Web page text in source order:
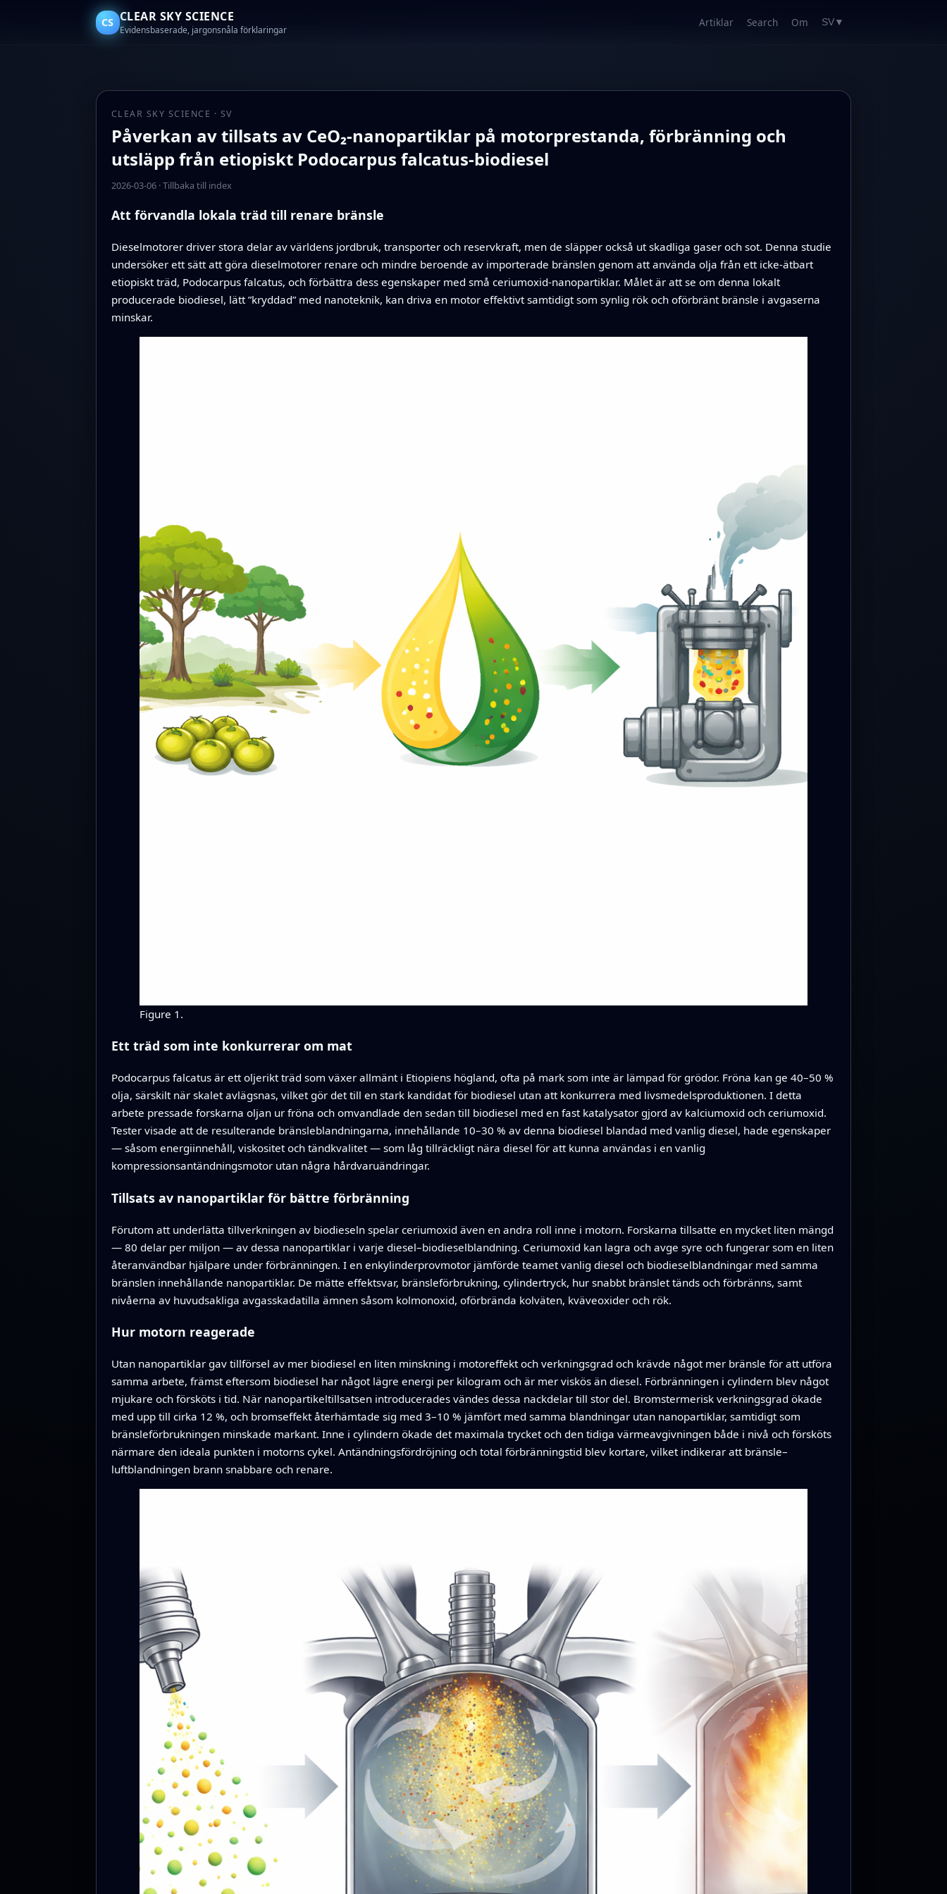
CS CLEAR SKY SCIENCE
Evidensbaserade, jargonsnåla förklaringar
Artiklar Search Om SV ▼
CLEAR SKY SCIENCE · SV
Påverkan av tillsats av CeO₂-nanopartiklar på motorprestanda, förbränning och
utsläpp från etiopiskt Podocarpus falcatus-biodiesel
2026-03-06·Tillbaka till index
Att förvandla lokala träd till renare bränsle
Dieselmotorer driver stora delar av världens jordbruk, transporter och reservkraft, men de släpper också ut skadliga gaser och sot. Denna studie
undersöker ett sätt att göra dieselmotorer renare och mindre beroende av importerade bränslen genom att använda olja från ett icke-ätbart
etiopiskt träd, Podocarpus falcatus, och förbättra dess egenskaper med små ceriumoxid-nanopartiklar. Målet är att se om denna lokalt
producerade biodiesel, lätt ”kryddad” med nanoteknik, kan driva en motor effektivt samtidigt som synlig rök och oförbränt bränsle i avgaserna
minskar.
Figure 1.
Ett träd som inte konkurrerar om mat
Podocarpus falcatus är ett oljerikt träd som växer allmänt i Etiopiens högland, ofta på mark som inte är lämpad för grödor. Fröna kan ge 40–50 %
olja, särskilt när skalet avlägsnas, vilket gör det till en stark kandidat för biodiesel utan att konkurrera med livsmedelsproduktionen. I detta
arbete pressade forskarna oljan ur fröna och omvandlade den sedan till biodiesel med en fast katalysator gjord av kalciumoxid och ceriumoxid.
Tester visade att de resulterande bränsleblandningarna, innehållande 10–30 % av denna biodiesel blandad med vanlig diesel, hade egenskaper
— såsom energiinnehåll, viskositet och tändkvalitet — som låg tillräckligt nära diesel för att kunna användas i en vanlig
kompressionsantändningsmotor utan några hårdvaruändringar.
Tillsats av nanopartiklar för bättre förbränning
Förutom att underlätta tillverkningen av biodieseln spelar ceriumoxid även en andra roll inne i motorn. Forskarna tillsatte en mycket liten mängd
— 80 delar per miljon — av dessa nanopartiklar i varje diesel–biodieselblandning. Ceriumoxid kan lagra och avge syre och fungerar som en liten
återanvändbar hjälpare under förbränningen. I en enkylinderprovmotor jämförde teamet vanlig diesel och biodieselblandningar med samma
bränslen innehållande nanopartiklar. De mätte effektsvar, bränsleförbrukning, cylindertryck, hur snabbt bränslet tänds och förbränns, samt
nivåerna av huvudsakliga avgasskadatilla ämnen såsom kolmonoxid, oförbrända kolväten, kväveoxider och rök.
Hur motorn reagerade
Utan nanopartiklar gav tillförsel av mer biodiesel en liten minskning i motoreffekt och verkningsgrad och krävde något mer bränsle för att utföra
samma arbete, främst eftersom biodiesel har något lägre energi per kilogram och är mer viskös än diesel. Förbränningen i cylindern blev något
mjukare och försköts i tid. När nanopartikeltillsatsen introducerades vändes dessa nackdelar till stor del. Bromstermerisk verkningsgrad ökade
med upp till cirka 12 %, och bromseffekt återhämtade sig med 3–10 % jämfört med samma blandningar utan nanopartiklar, samtidigt som
bränsleförbrukningen minskade markant. Inne i cylindern ökade det maximala trycket och den tidiga värmeavgivningen både i nivå och försköts
närmare den ideala punkten i motorns cykel. Antändningsfördröjning och total förbränningstid blev kortare, vilket indikerar att bränsle–
luftblandningen brann snabbare och renare.